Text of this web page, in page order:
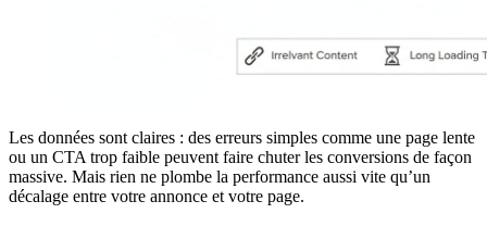
Les données sont claires : des erreurs simples comme une page lente
ou un CTA trop faible peuvent faire chuter les conversions de façon
massive. Mais rien ne plombe la performance aussi vite qu’un
décalage entre votre annonce et votre page.